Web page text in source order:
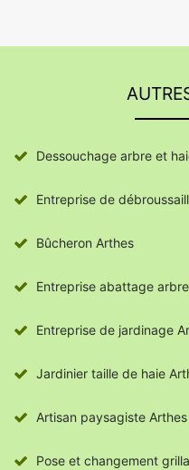
Dessouchage arbre et
Entreprise de
Bûcheron Arthes
Entreprise abattage
Entreprise de jardinage
Jardinier taille de haie
Artisan paysagiste Arthes
Pose et changement